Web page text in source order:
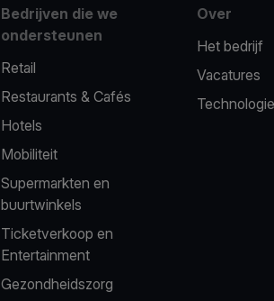
Bedrijven die we
ondersteunen
Retail
Restaurants & Cafés
Hotels
Mobiliteit
Supermarkten en
buurtwinkels
Ticketverkoop en
Entertainment
Gezondheidszorg
Over
Het bedrijf
Vacatures
Technologie